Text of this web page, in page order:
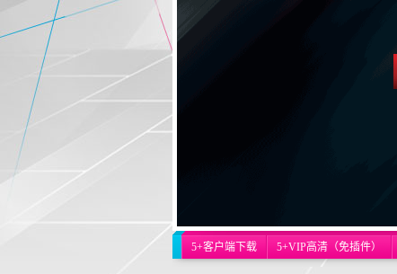
5+客户端下载 5+VIP高清（免插件）